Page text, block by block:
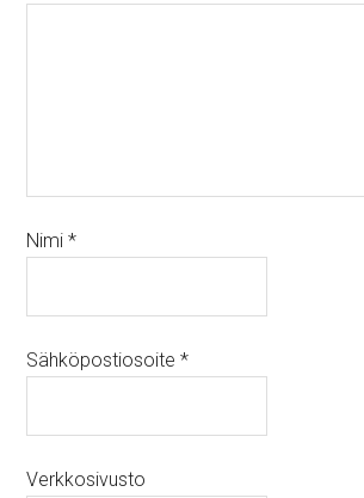
Nimi*
Sähköpostiosoite*
Verkkosivusto